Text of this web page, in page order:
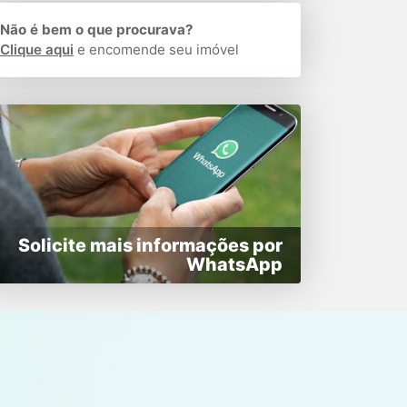
Não é bem o que procurava?
Clique aqui e encomende seu imóvel
Solicite mais informações por
WhatsApp